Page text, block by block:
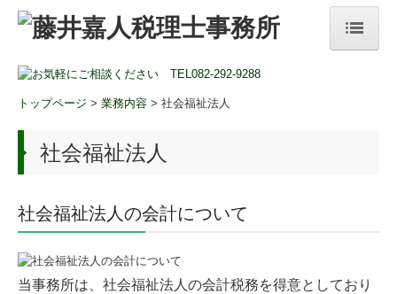
ＨＯＭＥ
事務所の特長
事務所紹介
事務所概要
アクセスマップ
トップページ > 業務内容 > 社会福祉法人
社会福祉法人
社会福祉法人の会計について
当事務所は、社会福祉法人の会計税務を得意としており